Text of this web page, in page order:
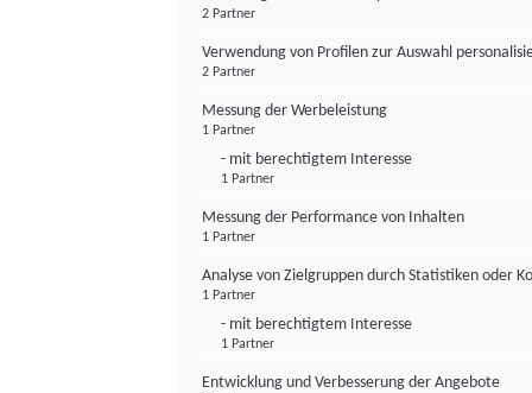
2 Partner
Verwendung von Profilen zur Auswahl
2 Partner
Messung der Werbeleistung
1 Partner
- mit berechtigtem Interesse
1 Partner
Messung der Performance von Inhalten
1 Partner
Analyse von Zielgruppen durch Statistiken oder
1 Partner
- mit berechtigtem Interesse
1 Partner
Entwicklung und Verbesserung der Angebote